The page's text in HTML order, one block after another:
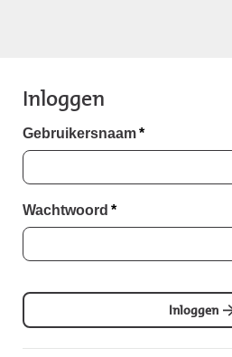
Inloggen
Gebruikersnaam*
Wachtwoord *
Inloggen